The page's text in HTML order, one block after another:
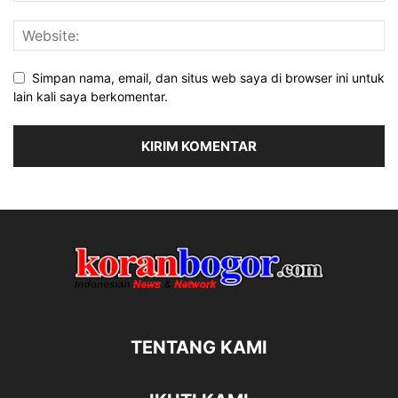
Simpan nama, email, dan situs web saya di browser ini untuk
lain kali saya berkomentar.
TENTANG KAMI